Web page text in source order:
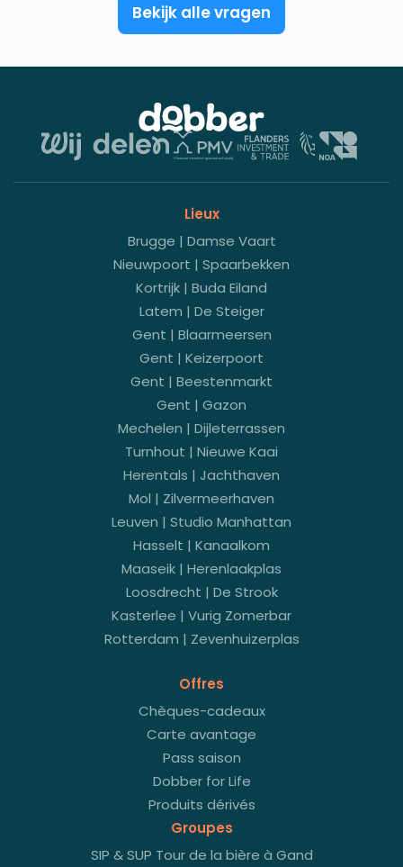
Bekijk alle vragen
Lieux
Brugge | Damse Vaart
Nieuwpoort | Spaarbekken
Kortrijk | Buda Eiland
Latem | De Steiger
Gent | Blaarmeersen
Gent | Keizerpoort
Gent | Beestenmarkt
Gent | Gazon
Mechelen | Dijleterrassen
Turnhout | Nieuwe Kaai
Herentals | Jachthaven
Mol | Zilvermeerhaven
Leuven | Studio Manhattan
Hasselt | Kanaalkom
Maaseik | Herenlaakplas
Loosdrecht | De Strook
Kasterlee | Vurig Zomerbar
Rotterdam | Zevenhuizerplas
Offres
Chèques-cadeaux
Carte avantage
Pass saison
Dobber for Life
Produits dérivés
Groupes
SIP & SUP Tour de la bière à Gand